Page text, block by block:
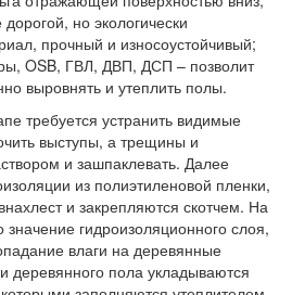
но экологически
прочный и износоустойчивый;
OSB, ГВЛ, ДВП, ДСП – позволит
выровнять и утеплить полы.
требуется устранить видимые
выступы, а трещины и
и зашпаклевать. Далее
из полиэтиленовой пленки,
и закрепляются скотчем. На
значение гидроизоляционного слоя,
влаги на деревянные
деревянного пола укладываются